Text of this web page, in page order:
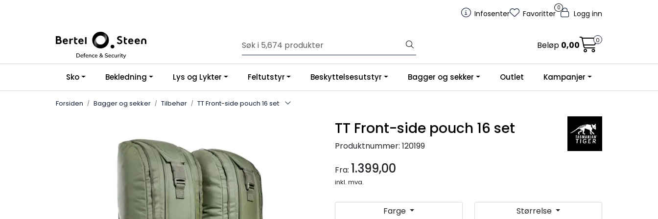
Infosenter
0
Favoritter Logg inn
Beløp 0,00 0
Sko Bekledning Lys og Lykter Feltutstyr Beskyttelsesutstyr Bagger og sekker Outlet Kampanjer
Forsiden Bagger og sekker Tilbehør TT Front-side pouch 16 set
TT Front-side pouch 16 set
Produktnummer: 120199
Fra: 1.399,00
inkl. mva.
Farge Størrelse